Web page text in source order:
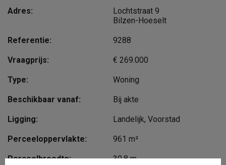
Adres:
Lochtstraat 9
Bilzen-Hoeselt
Referentie: 9288
Vraagprijs: € 269.000
Type: Woning
Beschikbaar vanaf: Bij akte
Ligging: Landelijk, Voorstad
Perceeloppervlakte: 961 m²
Perceelbreedte: 30,8 m